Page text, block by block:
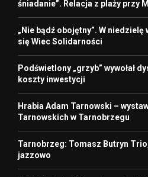
śniadanie”. Relacja z plaży przy
„Nie bądź obojętny”. W
się Wiec Solidarności
Podświetlony „grzyb” wywołał
koszty inwestycji
Hrabia Adam Tarnowski –
Tarnowskich w Tarnobrzegu
Tarnobrzeg: Tomasz Butryn
jazzowo